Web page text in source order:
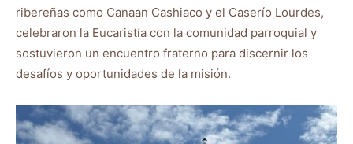
ribereñas como Canaan Cashiaco y el Caserío Lourdes,
celebraron la Eucaristía con la comunidad parroquial y
sostuvieron un encuentro fraterno para discernir los
desafíos y oportunidades de la misión.